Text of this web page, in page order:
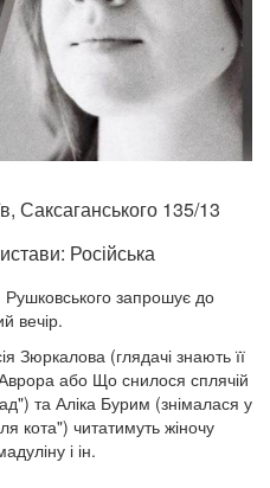
Саксаганського 135/13
Російська
запрошує до
вечір.
Зюркалова (глядачі знають її
або Що снилося сплячій
та Аліка Бурим (знімалася у
кота") читатимуть жіночу
і ін.